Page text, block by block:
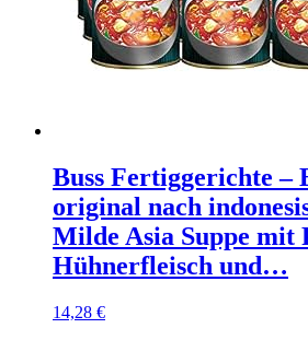
Buss Fertiggerichte –
original nach
Milde Asia Suppe mit
Hühnerfleisch und…
14,28 €